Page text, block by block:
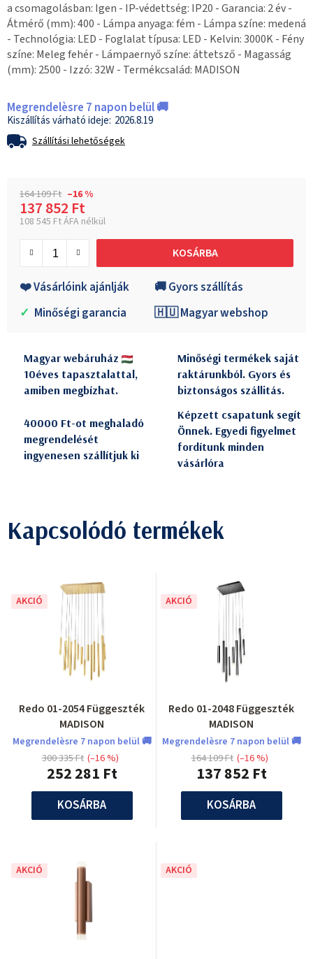
a csomagolásban: Igen - IP-védettség: IP20 - Garancia: 2 év -
Átmérő (mm): 400 - Lámpa anyaga: fém - Lámpa színe: medená
- Technológia: LED - Foglalat típusa: LED - Kelvin: 3000K - Fény
színe: Meleg fehér - Lámpaernyő színe: áttetsző - Magasság
(mm): 2500 - Izzó: 32W - Termékcsalád: MADISON
Megrendelèsre 7 napon belül 🚚
2026.8.19
Szállítási lehetőségek
164 109 Ft –16 %
137 852 Ft
108 545 Ft ÁFA nélkül
KOSÁRBA
❤️ Vásárlóink ajánlják
🚚 Gyors szállítás
✓ Minőségi garancia 🇭🇺 Magyar webshop
Magyar webáruház
10éves tapasztalattal,
amiben megbízhat.
Minőségi termékek saját
raktárunkból. Gyors és
biztonságos szállitás.
40000 Ft-ot meghaladó
megrendelését
ingyenesen szállítjuk ki
Képzett csapatunk segít
Önnek. Egyedi figyelmet
fordítunk minden
vásárlóra
Kapcsolódó termékek
AKCIÓ
Redo 01-2054 Függeszték
MADISON
Megrendelèsre 7 napon belül 🚚
252 281 Ft
300 335 Ft (–16 %)
KOSÁRBA
AKCIÓ
Redo 01-2048 Függeszték
MADISON
Megrendelèsre 7 napon belül 🚚
137 852 Ft
164 109 Ft (–16 %)
KOSÁRBA
AKCIÓ AKCIÓ